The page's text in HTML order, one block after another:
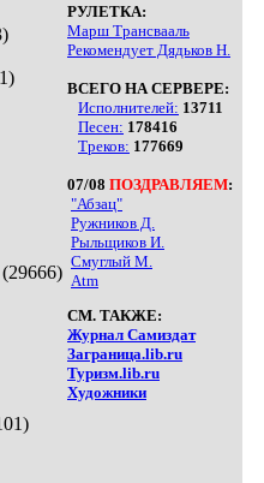
(29666)
РУЛЕТКА:
Марш Трансвааль
Рекомендует Дядьков Н.
ВСЕГО НА СЕРВЕРЕ:
Исполнителей: 13711
Песен: 178416
Треков: 177669
07/08 ПОЗДРАВЛЯЕМ:
"Абзац"
Ружников Д.
Рыльщиков И.
Смуглый М.
Atm
СМ. ТАКЖЕ:
Журнал Самиздат
Заграница.lib.ru
Туризм.lib.ru
Художники